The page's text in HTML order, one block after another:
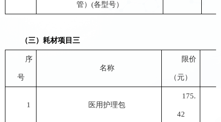
管）(各型号）
（三）耗材项目 三
序
号
名称
限价
（元）
1 医用护理包
175.
42